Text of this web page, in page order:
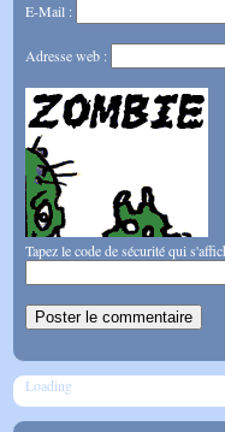
E-Mail :
Adresse web :
Tapez le code de sécurité qui
Loading